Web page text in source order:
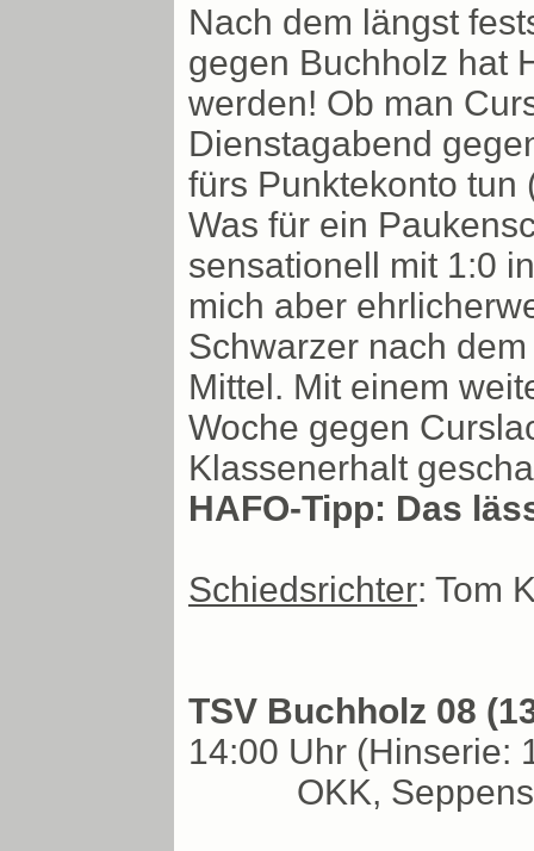
Nach dem längst
gegen Buchholz hat
werden! Ob man
Dienstagabend
fürs Punktekonto tun
Was für ein
sensationell mit 1:0
mich aber
Schwarzer nach
Mittel. Mit einem
Woche gegen
Klassenerhalt
HAFO-Tipp: Das
Schiedsrichter: Tom
TSV Buchholz 08
14:00 Uhr (Hinserie:
OKK,